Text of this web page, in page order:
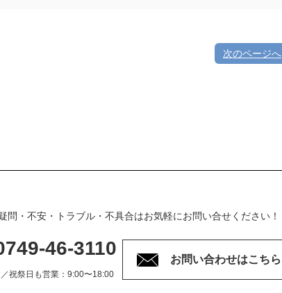
次のページへ
問・不安・トラブル・不具合はお気軽にお問い合せください！
46-3110
祝祭日も営業：9:00〜18:00
お問い合わせはこちら